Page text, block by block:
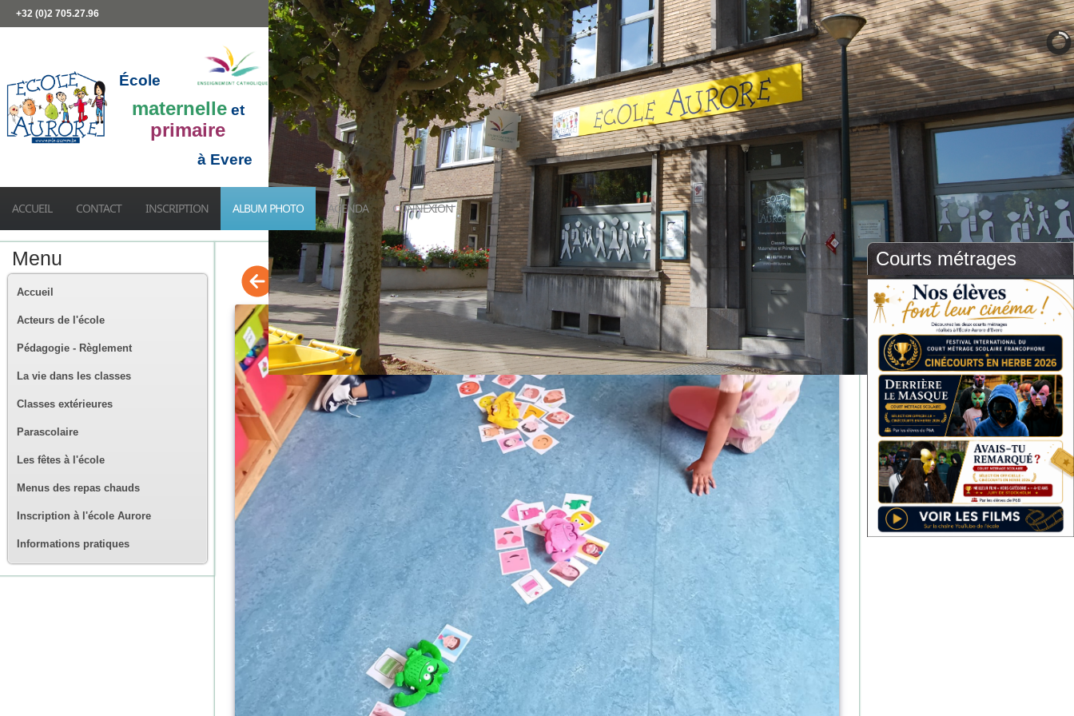
+32 (0)2 705.27.96
École
maternelle et
primaire
à Evere
ACCUEIL CONTACT INSCRIPTION ALBUM PHOTO AGENDA CONNEXION
Menu
Accueil
Acteurs de l'école
Pédagogie - Règlement
La vie dans les classes
Classes extérieures
Parascolaire
Les fêtes à l'école
Menus des repas chauds
Inscription à l'école Aurore
Informations pratiques
Courts métrages